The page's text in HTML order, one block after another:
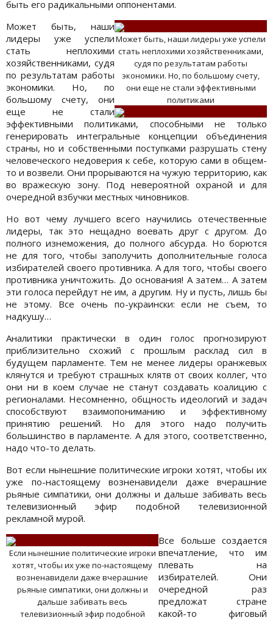
быть его радикальными оппонентами.
Может быть, наши лидеры уже успели
стать неплохими хозяйственниками,
судя по результатам работы
экономики. Но, по большому счету,
они еще не стали эффективными
политиками
Может быть, наши
лидеры уже успели
стать неплохими
хозяйственниками, судя
по результатам работы
экономики. Но, по
большому счету, они
еще не стали
эффективными политиками, способными не только
генерировать интегральные концепции объединения
страны, но и собственными поступками разрушать стену
человеческого недоверия к себе, которую сами в общем-
то и возвели. Они прорываются на чужую территорию, как
во вражескую зону. Под невероятной охраной и для
очередной взбучки местных чиновников.
Но вот чему лучшего всего научились отечественные
лидеры, так это нещадно воевать друг с другом. До
полного изнеможения, до полного абсурда. Но борются
не для того, чтобы заполучить дополнительные голоса
избирателей своего противника. А для того, чтобы своего
противника уничтожить. До основания! А затем… А затем
эти голоса перейдут не им, а другим. Ну и пусть, лишь бы
не этому. Все очень по-украински: если не съем, то
надкушу…
Аналитики практически в один голос прогнозируют
приблизительно схожий с прошлым расклад сил в
будущем парламенте. Тем не менее лидеры оранжевых
клянутся и требуют страшных клятв от своих коллег, что
они ни в коем случае не станут создавать коалицию с
регионалами. Несомненно, общность идеологий и задач
способствуют взаимопониманию и эффективному
принятию решений. Но для этого надо получить
большинство в парламенте. А для этого, соответственно,
надо что-то делать.
Вот если нынешние политические игроки хотят, чтобы их
уже по-настоящему возненавидели даже вчерашние
рьяные симпатики, они должны и дальше забивать весь
телевизионный эфир подобной телевизионной
рекламной мурой.
Если нынешние политические игроки
хотят, чтобы их уже по-настоящему
возненавидели даже вчерашние
рьяные симпатики, они должны и
дальше забивать весь
телевизионный эфир подобной
Все больше создается
впечатление, что им
плевать на
избирателей. Они
очередной раз
предложат стране
какой-то фиговый